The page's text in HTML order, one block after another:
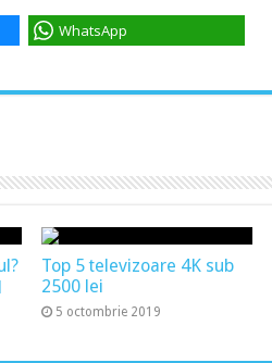
WhatsApp
Top 5 televizoare 4K sub
2500 lei
5 octombrie 2019